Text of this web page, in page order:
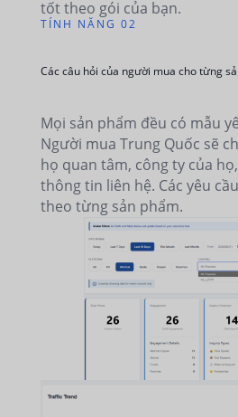
tốt theo gói của bạn.
TÍNH NĂNG 02
Các câu hỏi của người mua cho từng
Mọi sản phẩm đều có mẫu
Người mua Trung Quốc sẽ
họ quan tâm, công ty của
thông tin liên hệ. Các yêu
theo từng sản phẩm.